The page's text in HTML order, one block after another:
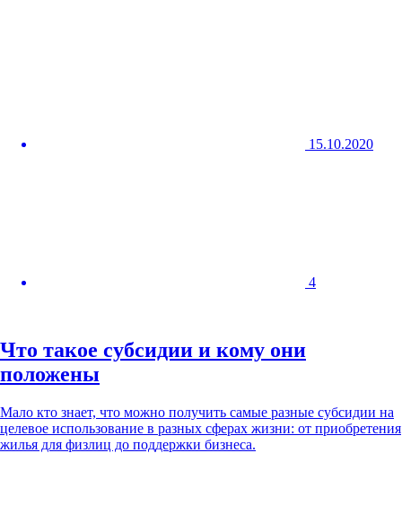
15.10.2020
4
Что такое субсидии и кому они
положены
Мало кто знает, что можно получить самые разные субсидии на
целевое использование в разных сферах жизни: от приобретения
жилья для физлиц до поддержки бизнеса.